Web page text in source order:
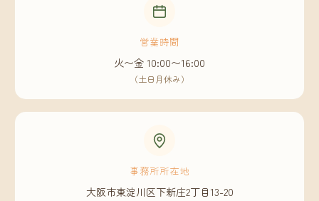
営業時間
火〜金 10:00〜16:00
（土日月休み）
事務所所在地
大阪市東淀川区下新庄2丁目13-20